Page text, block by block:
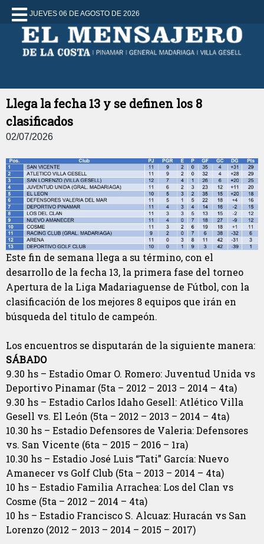
JUEVES 06 DE AGOSTO DE 2026
Llega la fecha 13 y se definen los 8
clasificados
02/07/2026
Este fin de semana llega a su término, con el
desarrollo de la fecha 13, la primera fase del torneo
Apertura de la Liga Madariaguense de Fútbol, con la
clasificación de los mejores 8 equipos que irán en
búsqueda del titulo de campeón.
Los encuentros se disputarán de la siguiente manera:
SÁBADO
9.30 hs – Estadio Omar O. Romero: Juventud Unida vs
Deportivo Pinamar (5ta – 2012 – 2013 – 2014 – 4ta)
9.30 hs – Estadio Carlos Idaho Gesell: Atlético Villa
Gesell vs. El León (5ta – 2012 – 2013 – 2014 – 4ta)
10.30 hs – Estadio Defensores de Valeria: Defensores
vs. San Vicente (6ta – 2015 – 2016 – 1ra)
10.30 hs – Estadio José Luis “Tati” García: Nuevo
Amanecer vs Golf Club (5ta – 2013 – 2014 – 4ta)
10 hs – Estadio Familia Arrachea: Los del Clan vs
Cosme (5ta – 2012 – 2014 – 4ta)
10 hs – Estadio Francisco S. Alcuaz: Huracán vs San
Lorenzo (2012 – 2013 – 2014 – 2015 – 2017)